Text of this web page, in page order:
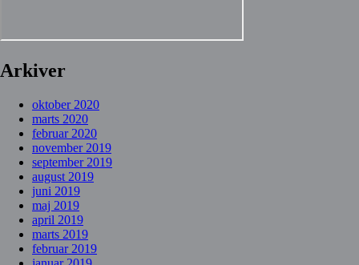
Arkiver
oktober 2020
marts 2020
februar 2020
november 2019
september 2019
august 2019
juni 2019
maj 2019
april 2019
marts 2019
februar 2019